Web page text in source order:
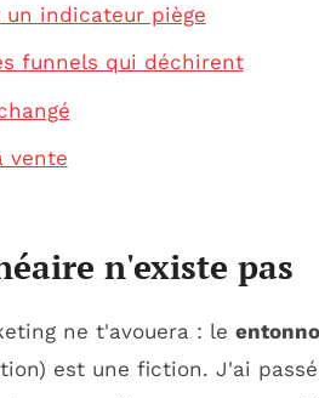
un indicateur piège
funnels qui déchirent
vente
n'existe pas
ne t'avouera : le
est une fiction. J'ai